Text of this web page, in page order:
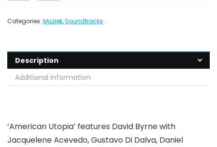
Categories: Muziek,Soundtracks
Description
Additional information
‘American Utopia’ features David Byrne with
Jacquelene Acevedo, Gustavo Di Dalva, Daniel